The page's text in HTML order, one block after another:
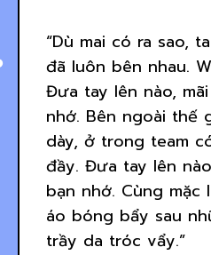
“Dù mai có ra sao,
đã luôn bên nhau.
Đưa tay lên nào,
nhớ. Bên ngoài thế
dày, ở trong team
đầy. Đưa tay lên
bạn nhớ. Cùng mặc
áo bóng bẩy sau
trầy da tróc vẩy.”